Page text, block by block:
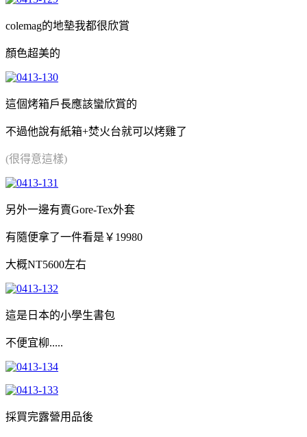
colemag的地墊我都很欣賞
顏色超美的
這個烤箱戶長應該蠻欣賞的
不過他說有紙箱+焚火台就可以烤雞了
(很得意這樣)
另外一邊有賣Gore-Tex外套
有隨便拿了一件看是￥19980
大概NT5600左右
這是日本的小學生書包
不便宜柳.....
採買完露營用品後